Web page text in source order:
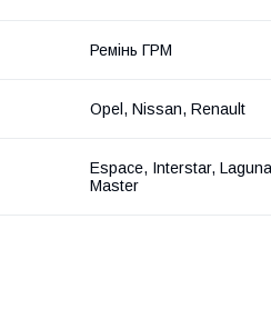
Ремінь ГРМ
Opel, Nissan, Renault
Espace, Interstar,
Master